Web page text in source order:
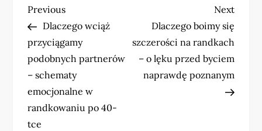
N
a
w
i
g
Previous
Post
Previous
Dlaczego wciąż
przyciągamy
podobnych partnerów
– schematy
emocjonalne w
randkowaniu po 40-
tce
Next
Post
Next
Dlaczego boimy się
szczerości na randkach
– o lęku przed byciem
naprawdę poznanym